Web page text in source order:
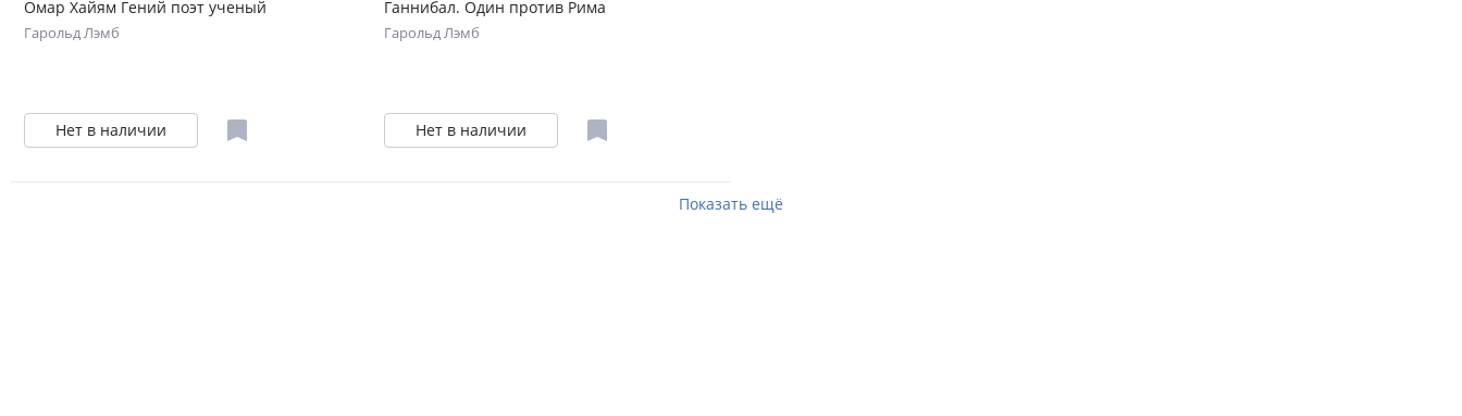
Омар Хайям Гений поэт ученый
Гарольд Лэмб
Нет в наличии
Ганнибал. Один против Рима
Гарольд Лэмб
Нет в наличии
Показать ещё